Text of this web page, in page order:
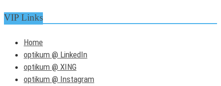
VIP Links
Home
optikum @ LinkedIn
optikum @ XING
optikum @ Instagram